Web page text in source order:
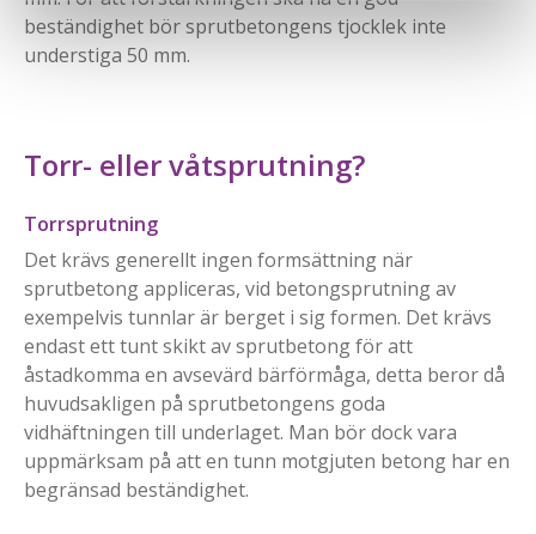
beständighet bör sprutbetongens tjocklek inte
understiga 50 mm.
Torr- eller våtsprutning?
Torrsprutning
Det krävs generellt ingen formsättning när
sprutbetong appliceras, vid betongsprutning av
exempelvis tunnlar är berget i sig formen. Det krävs
endast ett tunt skikt av sprutbetong för att
åstadkomma en avsevärd bärförmåga, detta beror då
huvudsakligen på sprutbetongens goda
vidhäftningen till underlaget. Man bör dock vara
uppmärksam på att en tunn motgjuten betong har en
begränsad beständighet.